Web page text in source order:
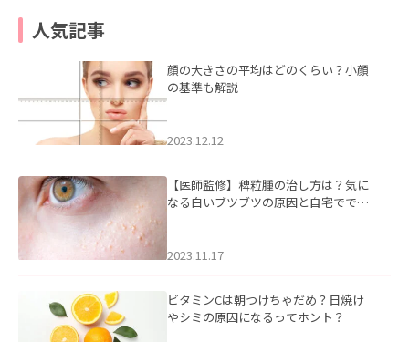
人気記事
顔の大きさの平均はどのくらい？小顔
の基準も解説
2023.12.12
【医師監修】稗粒腫の治し方は？気に
なる白いブツブツの原因と自宅ででき
2023.11.17
ビタミンCは朝つけちゃだめ？日焼け
やシミの原因になるってホント？